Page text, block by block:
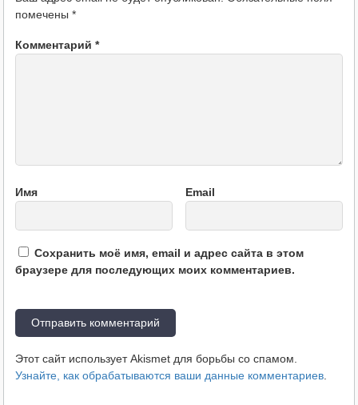
помечены *
Комментарий *
Имя Email
Сохранить моё имя, email и адрес сайта в этом
браузере для последующих моих комментариев.
Этот сайт использует Akismet для борьбы со спамом.
Узнайте, как обрабатываются ваши данные комментариев.